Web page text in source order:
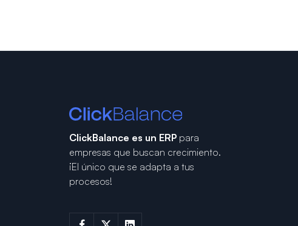
ClickBalance es un ERP para
empresas que buscan crecimiento.
¡El único que se adapta a tus
procesos!